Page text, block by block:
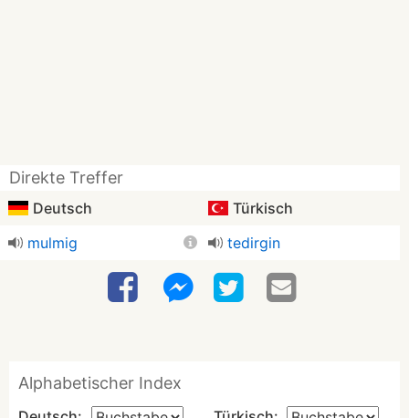
Direkte Treffer
Deutsch
Türkisch
mulmig
tedirgin
Alphabetischer Index